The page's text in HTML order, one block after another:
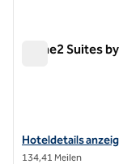
Home2 Suites
Hoteldetails für
Hoteldetails
134,41 Meilen